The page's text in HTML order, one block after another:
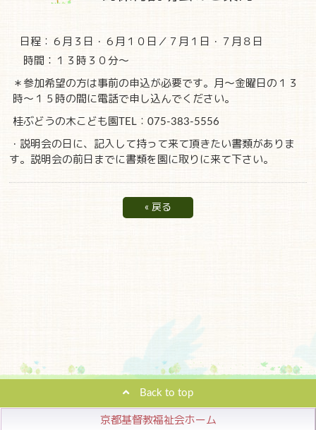
日程：６月３日・６月１０日／ ７月１日・７月８日
時間：１３時３０分～
＊参加希望の方は事前の申込が必要です。月～金曜日の１３
時～１５時の間に電話で申し込んでください。
桂ぶどうの木こども園TEL：075-383-5556
・説明会の日に、記入して持って来て頂きたい書類がありま
す。説明会の前日までに書類を園に取りに来て下さい。
« 戻る
Back to top
京都基督教福祉会ホーム